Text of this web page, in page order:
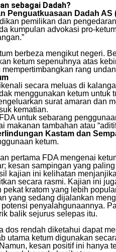
sebagai Dadah?
Penguatkuasaan Dadah AS
pemilikan dan
kumpulan advokasi pro-
berbeza mengikut negeri.
ketum sepenuhnya atas
mempertimbangkan rang
secara meluas di
menggunakan ketum
surat amaran dan
kematian.
untuk sebarang
makanan tambahan atau
Kastam dan
ketum.
pertama FDA mengenai
kesan sampingan yang
kajian ini kelihatan
secara rasmi. Kajian ini
kratom yang lebih
yang sedang dijalankan
penyalahgunaannya.
balik sejurus selepas itu.
dos rendah diketahui dapat
utama ketum digunakan
kesan positif ini hanya